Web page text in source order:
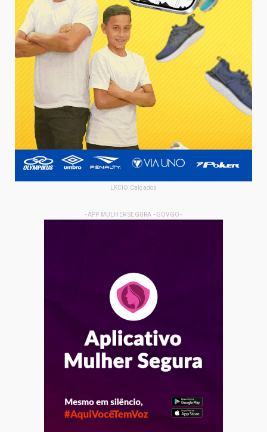
LKCIO Calçados
- APP MULHER SEGURA - GOVGO -